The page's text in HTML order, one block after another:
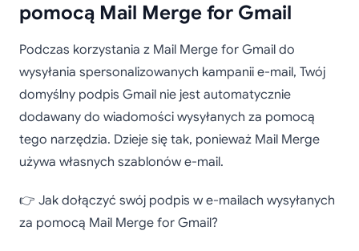
pomocą Mail Merge for Gmail
Podczas korzystania z Mail Merge for Gmail do
wysyłania spersonalizowanych kampanii e-mail, Twój
domyślny podpis Gmail nie jest automatycznie
dodawany do wiadomości wysyłanych za pomocą
tego narzędzia. Dzieje się tak, ponieważ Mail Merge
używa własnych szablonów e-mail.
👉 Jak dołączyć swój podpis w e-mailach wysyłanych
za pomocą Mail Merge for Gmail?